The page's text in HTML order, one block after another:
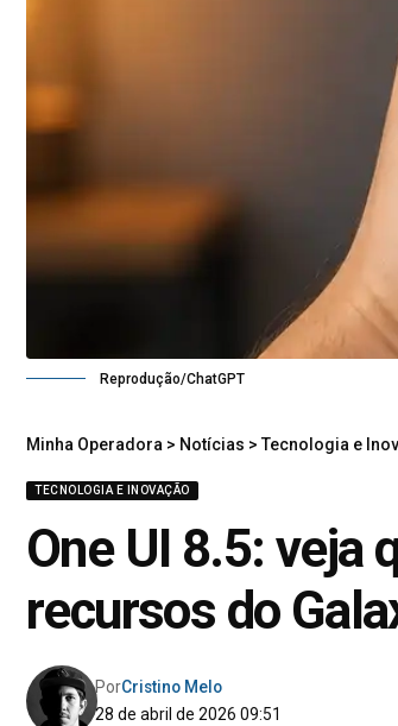
Reprodução/ChatGPT
Minha Operadora > Notícias > Tecnologia e
TECNOLOGIA E INOVAÇÃO
One UI 8.5: veja
recursos do
28 de abril de 2026 09:51
PorCristino Melo